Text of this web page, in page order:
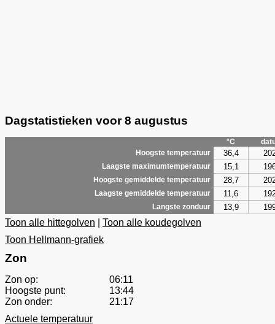
Dagstatistieken voor 8 augustus
°C
Hoogste temperatuur
36,4
Laagste maximumtemperatuur 15,1
Hoogste gemiddelde temperatuur 28,7
Laagste gemiddelde temperatuur 11,6
Langste zonduur 13,9
Toon alle hittegolven
Toon alle koudegolven
Toon Hellmann-grafiek
Zon
Zon op:
06:11
Hoogste punt:
13:44
Zon onder:
21:17
Actuele temperatuur